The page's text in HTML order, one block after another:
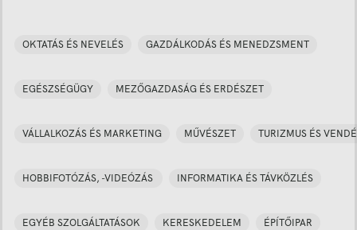
OKTATÁS ÉS NEVELÉS GAZDÁLKODÁS ÉS MENEDZSMENT
EGÉSZSÉGÜGY MEZŐGAZDASÁG ÉS ERDÉSZET
VÁLLALKOZÁS ÉS MARKETING MŰVÉSZET TURIZMUS ÉS
HOBBIFOTÓZÁS, -VIDEÓZÁS INFORMATIKA ÉS TÁVKÖZLÉS
EGYÉB SZOLGÁLTATÁSOK KERESKEDELEM ÉPÍTŐIPAR